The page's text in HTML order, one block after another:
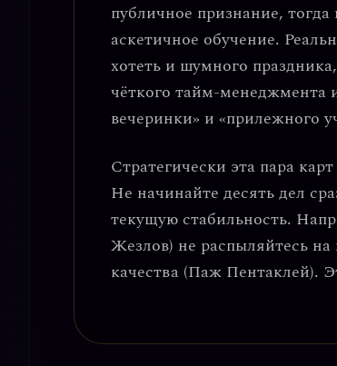
публичное признание,
аскетичное обучение.
хотеть и шумного
чёткого тайм-менеджмента
вечеринки» и «прилежного
Стратегически эта пара
Не начинайте десять дел
текущую стабильность.
Жезлов) не распыляйтесь на
качества (Паж Пентаклей).